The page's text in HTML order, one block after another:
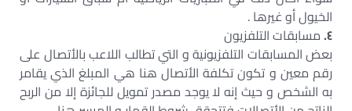
الخيول أو غيرها .
٤. مسابقات التلفزيون
بعض المسابقات التلفزيونية و التي تطالب اللاعب بالأتصال على
رقم معين و تكون تكلفة الأتصال هنا هي المبلغ الذي يقامر
به الشخص و حيث إنه لا يوجد مصدر تمويل للجائزة إلا من الربح